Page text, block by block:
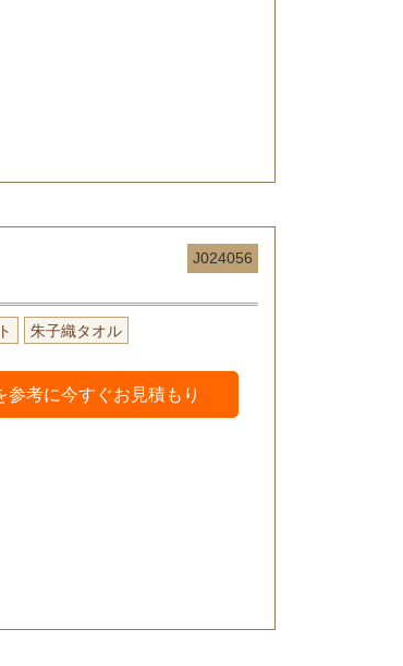
J024056
朱子織タオル
参考に今すぐお見積もり